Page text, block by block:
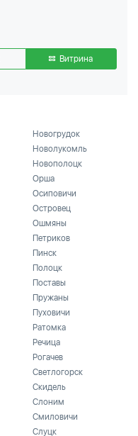
Витрина
Новогрудок
Новолукомль
Новополоцк
Орша
Осиповичи
Островец
Ошмяны
Петриков
Пинск
Полоцк
Поставы
Пружаны
Пуховичи
Ратомка
Речица
Рогачев
Светлогорск
Скидель
Слоним
Смиловичи
Слуцк